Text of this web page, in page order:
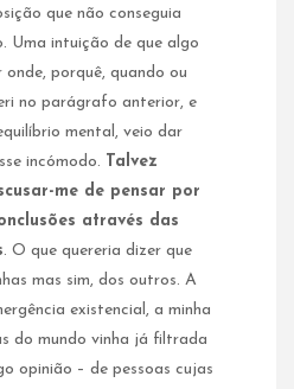
que não conseguia
Uma intuição de que algo
porquê, quando ou
no parágrafo anterior, e
mental, veio dar
incómodo.
Talvez
me de pensar por
através das
. O que quereria dizer que
mas sim, dos outros. A
existencial, a minha
do mundo vinha já filtrada
opinião – de pessoas cujas